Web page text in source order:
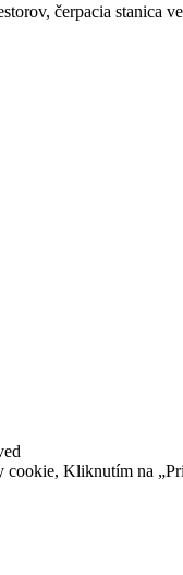
čerpacia stanica
cookie, Kliknutím na